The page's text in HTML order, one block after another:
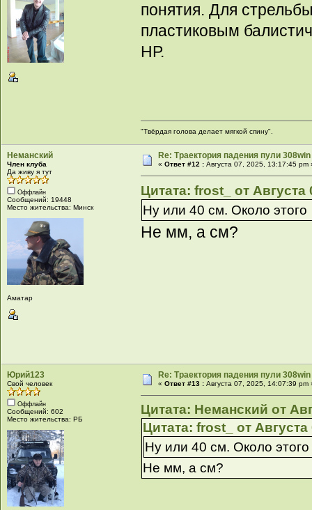
понятия. Для
пластиковым
НР.
"Твёрдая голова делает мягкой спину".
Неманский
Член клуба
Да живу я тут
Оффлайн
Сообщений: 19448
Место жительства: Минск
Аматар
Re: Траектория падения пули
«Ответ #12 : Августа 07, 2025, 13:17:45 pm
Цитата: frost_ от Августа
Ну или 40 см. Около этого
Не мм, а см?
Юрий123
Свой человек
Оффлайн
Сообщений: 602
Место жительства: РБ
Re: Траектория падения пули
«Ответ #13 : Августа 07, 2025, 14:07:39 pm
Цитата: Неманский от
Цитата: frost_ от
Ну или 40 см. Около этого
Не мм, а см?